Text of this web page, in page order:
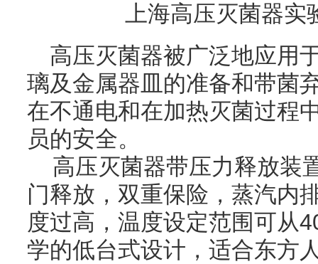
上海高压灭菌器
高压灭菌器被广泛地应用
璃及金属器皿的准备和带菌
在不通电和在加热灭菌过程
员的安全。
高压灭菌器带压力释放装
门释放，双重保险，蒸汽内
度过高，温度设定范围可
学的低台式设计，适合东方